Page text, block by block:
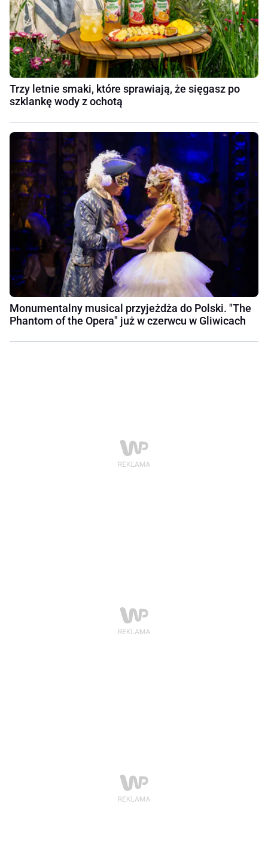
Trzy letnie smaki, które sprawiają, że sięgasz po
szklankę wody z ochotą
Monumentalny musical przyjeżdża do Polski. "The
Phantom of the Opera" już w czerwcu w Gliwicach